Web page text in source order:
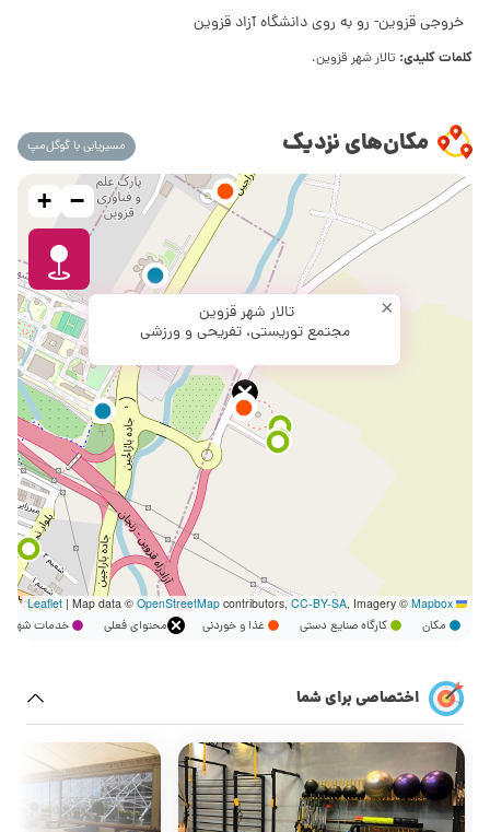
خروجی قزوین- رو به روی دانشگاه آزاد قزوین
کلمات کلیدی: تالار شهر قزوین،
مکان‌های نزدیک مسیریابی با گوگل‌مپ
تالار شهر قزوین
مجتمع توریستی، تفریحی و ورزشی
×
+ −
Leaflet
| Map data © OpenStreetMapcontributors, CC-BY-SA, Imagery © Mapbox
مکان کارگاه صنایع دستی غذا و خوردنی محتوای فعلی خدمات
اختصاصی برای شما